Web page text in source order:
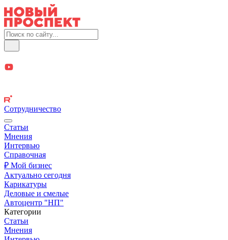
Сотрудничество
Статьи
Мнения
Интервью
Справочная
₽ Мой бизнес
Актуально сегодня
Карикатуры
Деловые и смелые
Автоцентр "НП"
Категории
Статьи
Мнения